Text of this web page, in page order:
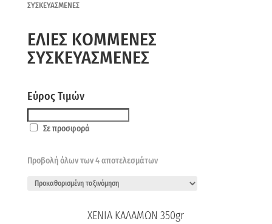
ΣΥΣΚΕΥΑΣΜΕΝΕΣ
ΕΛΙΕΣ ΚΟΜΜΕΝΕΣ
ΣΥΣΚΕΥΑΣΜΕΝΕΣ
Εύρος Τιμών
Σε προσφορά
Προβολή όλων των 4 αποτελεσμάτων
XENIA ΚΑΛΑΜΩΝ 350gr